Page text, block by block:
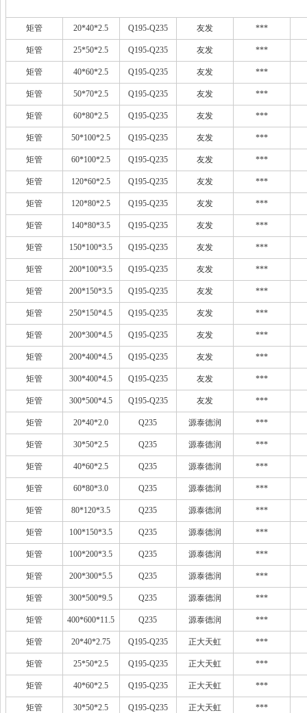
矩管 20*40*2.5 Q195-Q235 友发 ***
矩管 25*50*2.5 Q195-Q235 友发 ***
矩管 40*60*2.5 Q195-Q235 友发 ***
矩管 50*70*2.5 Q195-Q235 友发 ***
矩管 60*80*2.5 Q195-Q235 友发 ***
矩管 50*100*2.5 Q195-Q235 友发 ***
矩管 60*100*2.5 Q195-Q235 友发 ***
矩管 120*60*2.5 Q195-Q235 友发 ***
矩管 120*80*2.5 Q195-Q235 友发 ***
矩管 140*80*3.5 Q195-Q235 友发 ***
矩管 150*100*3.5 Q195-Q235 友发 ***
矩管 200*100*3.5 Q195-Q235 友发 ***
矩管 200*150*3.5 Q195-Q235 友发 ***
矩管 250*150*4.5 Q195-Q235 友发 ***
矩管 200*300*4.5 Q195-Q235 友发 ***
矩管 200*400*4.5 Q195-Q235 友发 ***
矩管 300*400*4.5 Q195-Q235 友发 ***
矩管 300*500*4.5 Q195-Q235 友发 ***
矩管 20*40*2.0 Q235 源泰德润 ***
矩管 30*50*2.5 Q235 源泰德润 ***
矩管 40*60*2.5 Q235 源泰德润 ***
矩管 60*80*3.0 Q235 源泰德润 ***
矩管 80*120*3.5 Q235 源泰德润 ***
矩管 100*150*3.5 Q235 源泰德润 ***
矩管 100*200*3.5 Q235 源泰德润 ***
矩管 200*300*5.5 Q235 源泰德润 ***
矩管 300*500*9.5 Q235 源泰德润 ***
矩管 400*600*11.5 Q235 源泰德润 ***
矩管 20*40*2.75 Q195-Q235 正大天虹 ***
矩管 25*50*2.5 Q195-Q235 正大天虹 ***
矩管 40*60*2.5 Q195-Q235 正大天虹 ***
矩管 30*50*2.5 Q195-Q235 正大天虹 ***